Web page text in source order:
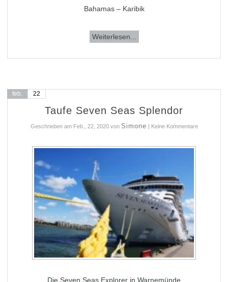
Bahamas – Karibik
Weiterlesen...
feb. 22
Taufe Seven Seas Splendor
Geschrieben am Feb., 22, 2020 von Simone | Keine Kommentare
Die Seven Seas Explorer in Warnemünde